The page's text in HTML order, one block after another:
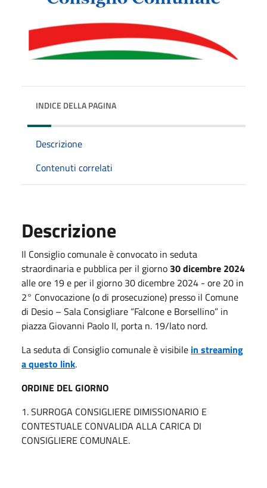
INDICE DELLA PAGINA
Descrizione
Contenuti correlati
Descrizione
Il Consiglio comunale è convocato in seduta
straordinaria e pubblica per il giorno 30 dicembre 2024
alle ore 19 e per il giorno 30 dicembre 2024 - ore 20 in
2° Convocazione (o di prosecuzione) presso il Comune
di Desio – Sala Consigliare “Falcone e Borsellino” in
piazza Giovanni Paolo II, porta n. 19/lato nord.
La seduta di Consiglio comunale è visibile in streaming
a questo link.
ORDINE DEL GIORNO
1. SURROGA CONSIGLIERE DIMISSIONARIO E
CONTESTUALE CONVALIDA ALLA CARICA DI
CONSIGLIERE COMUNALE.